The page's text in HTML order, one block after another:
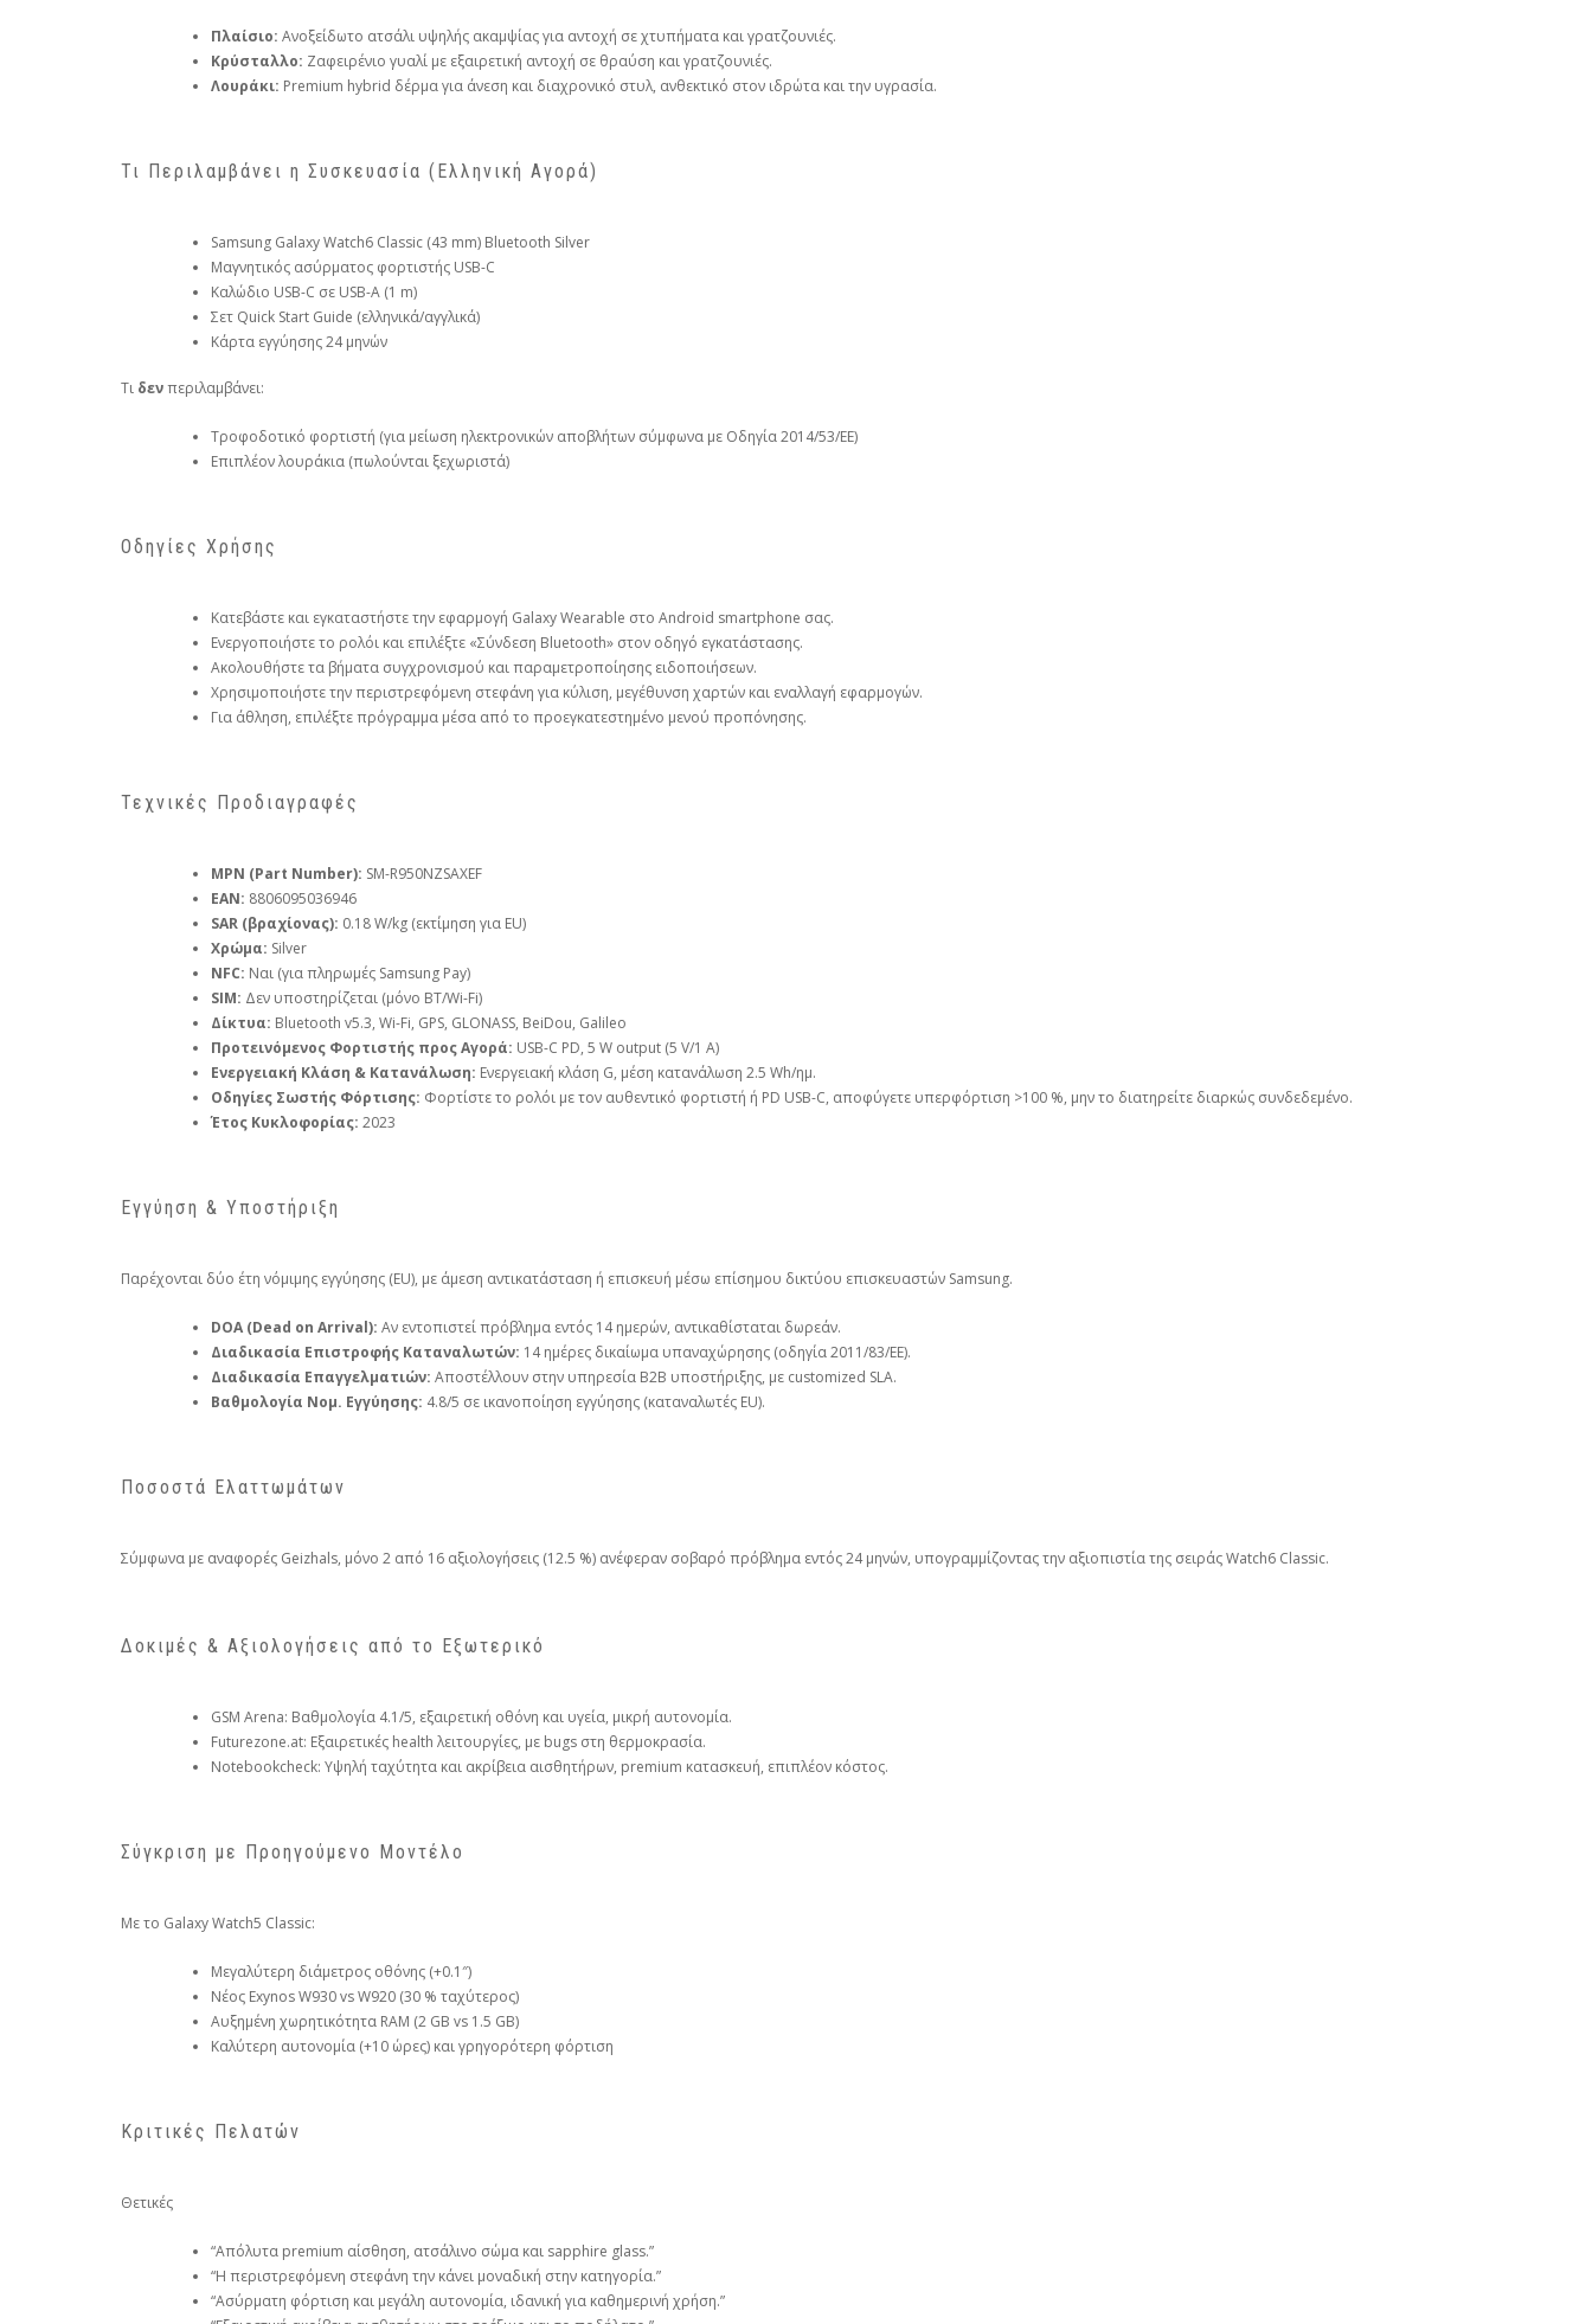
Πλαίσιο: Ανοξείδωτο ατσάλι υψηλής ακαμψίας για αντοχή σε χτυπήματα και γρατζουνιές.
Κρύσταλλο: Ζαφειρένιο γυαλί με εξαιρετική αντοχή σε θραύση και γρατζουνιές.
Λουράκι: Premium hybrid δέρμα για άνεση και διαχρονικό στυλ, ανθεκτικό στον ιδρώτα και την υγρασία.
Τι Περιλαμβάνει η Συσκευασία (Ελληνική Αγορά)
Samsung Galaxy Watch6 Classic (43 mm) Bluetooth Silver
Μαγνητικός ασύρματος φορτιστής USB-C
Καλώδιο USB-C σε USB-A (1 m)
Σετ Quick Start Guide (ελληνικά/αγγλικά)
Κάρτα εγγύησης 24 μηνών
Τι δενπεριλαμβάνει:
Τροφοδοτικό φορτιστή (για μείωση ηλεκτρονικών αποβλήτων σύμφωνα με Οδηγία 2014/53/ΕΕ)
Επιπλέον λουράκια (πωλούνται ξεχωριστά)
Οδηγίες Χρήσης
Κατεβάστε και εγκαταστήστε την εφαρμογή Galaxy Wearable στο Android smartphone σας.
Ενεργοποιήστε το ρολόι και επιλέξτε «Σύνδεση Bluetooth» στον οδηγό εγκατάστασης.
Ακολουθήστε τα βήματα συγχρονισμού και παραμετροποίησης ειδοποιήσεων.
Χρησιμοποιήστε την περιστρεφόμενη στεφάνη για κύλιση, μεγέθυνση χαρτών και εναλλαγή εφαρμογών.
Για άθληση, επιλέξτε πρόγραμμα μέσα από το προεγκατεστημένο μενού προπόνησης.
Τεχνικές Προδιαγραφές
MPN (Part Number): SM-R950NZSAXEF
EAN: 8806095036946
SAR (βραχίονας): 0.18 W/kg (εκτίμηση για EU)
Χρώμα: Silver
NFC: Ναι (για πληρωμές Samsung Pay)
SIM: Δεν υποστηρίζεται (μόνο BT/Wi-Fi)
Δίκτυα: Bluetooth v5.3, Wi-Fi, GPS, GLONASS, BeiDou, Galileo
Προτεινόμενος Φορτιστής προς Αγορά: USB-C PD, 5 W output (5 V/1 A)
Ενεργειακή Κλάση & Κατανάλωση: Ενεργειακή κλάση G, μέση κατανάλωση 2.5 Wh/ημ.
Οδηγίες Σωστής Φόρτισης: Φορτίστε το ρολόι με τον αυθεντικό φορτιστή ή PD USB-C, αποφύγετε υπερφόρτιση >100 %, μην το διατηρείτε διαρκώς συνδεδεμένο.
Έτος Κυκλοφορίας: 2023
Εγγύηση & Υποστήριξη
Παρέχονται δύο έτη νόμιμης εγγύησης (EU), με άμεση αντικατάσταση ή επισκευή μέσω επίσημου δικτύου επισκευαστών Samsung.
DOA (Dead on Arrival): Αν εντοπιστεί πρόβλημα εντός 14 ημερών, αντικαθίσταται δωρεάν.
Διαδικασία Επιστροφής Καταναλωτών: 14 ημέρες δικαίωμα υπαναχώρησης (οδηγία 2011/83/ΕΕ).
Διαδικασία Επαγγελματιών: Αποστέλλουν στην υπηρεσία B2B υποστήριξης, με customized SLA.
Βαθμολογία Νομ. Εγγύησης: 4.8/5 σε ικανοποίηση εγγύησης (καταναλωτές EU).
Ποσοστά Ελαττωμάτων
Σύμφωνα με αναφορές Geizhals, μόνο 2 από 16 αξιολογήσεις (12.5 %) ανέφεραν σοβαρό πρόβλημα εντός 24 μηνών, υπογραμμίζοντας την αξιοπιστία της σειράς Watch6 Classic.
Δοκιμές & Αξιολογήσεις από το Εξωτερικό
GSM Arena: Βαθμολογία 4.1/5, εξαιρετική οθόνη και υγεία, μικρή αυτονομία.
Futurezone.at: Εξαιρετικές health λειτουργίες, με bugs στη θερμοκρασία.
Notebookcheck: Υψηλή ταχύτητα και ακρίβεια αισθητήρων, premium κατασκευή, επιπλέον κόστος.
Σύγκριση με Προηγούμενο Μοντέλο
Με το Galaxy Watch5 Classic:
Μεγαλύτερη διάμετρος οθόνης (+0.1″)
Νέος Exynos W930 vs W920 (30 % ταχύτερος)
Αυξημένη χωρητικότητα RAM (2 GB vs 1.5 GB)
Καλύτερη αυτονομία (+10 ώρες) και γρηγορότερη φόρτιση
Κριτικές Πελατών
Θετικές
“Απόλυτα premium αίσθηση, ατσάλινο σώμα και sapphire glass.”
“Η περιστρεφόμενη στεφάνη την κάνει μοναδική στην κατηγορία.”
“Ασύρματη φόρτιση και μεγάλη αυτονομία, ιδανική για καθημερινή χρήση.”